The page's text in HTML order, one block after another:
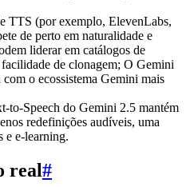
TTS (por exemplo, ElevenLabs,
de perto em naturalidade e
liderar em catálogos de
de clonagem; O Gemini
o ecossistema Gemini mais
to-Speech do Gemini 2.5 mantém
redefinições audíveis, uma
e e-learning.
real#